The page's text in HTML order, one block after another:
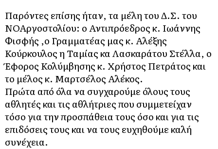
Παρόντες επίσης ήταν, τα μέλη του Δ.Σ. του
ΝΟΑργοστολίου: ο Αντιπρόεδρος κ. Ιωάννης
Φισφής ,ο Γραμματέας μας κ. Αλέξης
Κούρκουλος η Ταμίας κα Λασκαράτου Στέλλα, ο
Έφορος Κολύμβησης κ. Χρήστος Πετράτος και
το μέλος κ. Μαρτσέλος Αλέκος.
Πρώτα από όλα να συγχαρούμε όλους τους
αθλητές και τις αθλήτριες που συμμετείχαν
τόσο για την προσπάθεια τους όσο και για τις
επιδόσεις τους και να τους ευχηθούμε καλή
συνέχεια.